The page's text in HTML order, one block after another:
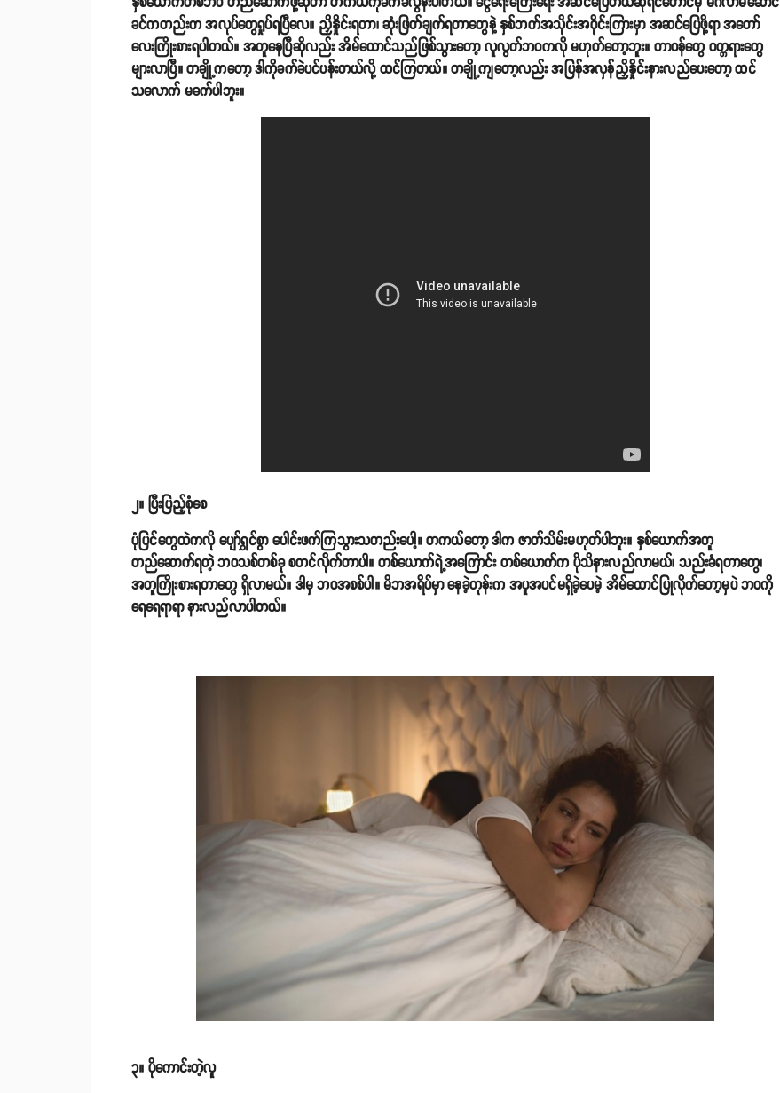
ခင်ကတည်းက အလုပ်တွေရှုပ်ရပြီလေ။ ညှိနှိုင်းရတာ၊ ဆုံးဖြတ်ချက်ရတာတွေနဲ့ နှစ်ဘက်အသိုင်းအဝိုင်းကြားမှာ အဆင်ပြေဖို့ရာ အတော်
လေးကြိုးစားရပါတယ်။ အတူနေပြီဆိုလည်း အိမ်ထောင်သည်ဖြစ်သွားတော့ လူလွတ်ဘဝကလို မဟုတ်တော့ဘူး။ တာဝန်တွေ ဝတ္တရားတွေ
များလာပြီ။ တချို့ကတော့ ဒါကိုခက်ခဲပင်ပန်းတယ်လို့ ထင်ကြတယ်။ တချို့ကျတော့လည်း အပြန်အလှန်ညှိနှိုင်းနားလည်ပေးတော့ ထင်
သလောက် မခက်ပါဘူး။
၂။ ပြီးပြည့်စုံစေ
ပုံပြင်တွေထဲကလို ပျော်ရွှင်စွာ ပေါင်းဖက်ကြသွားသတည်းပေါ့။ တကယ်တော့ ဒါက ဇာတ်သိမ်းမဟုတ်ပါဘူး။ နှစ်ယောက်အတူ
တည်ဆောက်ရတဲ့ ဘဝသစ်တစ်ခု စတင်လိုက်တာပါ။ တစ်ယောက်ရဲ့အကြောင်း တစ်ယောက်က ပိုသိနားလည်လာမယ်၊ သည်းခံရတာတွေ၊
အတူကြိုးစားရတာတွေ ရှိလာမယ်။ ဒါမှ ဘဝအစစ်ပါ။ မိဘအရိပ်မှာ နေခဲ့တုန်းက အပူအပင်မရှိခဲ့ပေမဲ့ အိမ်ထောင်ပြုလိုက်တော့မှပဲ ဘဝကို
ရေရေရာရာ နားလည်လာပါတယ်။
၃။ ပိုကောင်းတဲ့လူ